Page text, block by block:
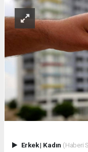
Erkek| Kadın (Haberi